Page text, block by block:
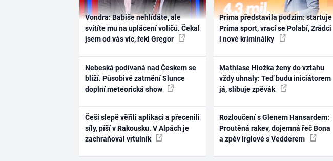
Vondra: Babiše nehlídáte, ale
svítíte mu na uplácení voličů. Čekal
jsem od vás víc, řekl Gregor
Nebeská podívaná nad Českem se
blíží. Působivé zatmění Slunce
doplní meteorická show
Češi slepě věřili aplikaci a přecenili
síly, píší v Rakousku. V Alpách je
zachraňoval vrtulník
Prima představila podzim: startuje
Prima sport, vrací se Polabí, Zrádci
i nové kriminálky
Mathiase Hložka ženy do vztahu
vždy uhnaly: Teď budu iniciátorem
já, slibuje zpěvák
Rozloučení s Glenem Hansardem:
Proutěná rakev, dojemná řeč Bona
a zpěv Irglové s Vedderem